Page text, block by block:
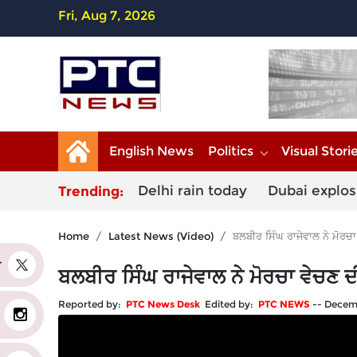
Fri, Aug 7, 2026
English News Politics Visual
Trending: Delhi rain today Dubai
Home Latest News (Video) ਬਲਬੀਰ ਸਿੰਘ ਰਾਜੇਵਾਲ ਨੇ
ਬਲਬੀਰ ਸਿੰਘ ਰਾਜੇਵਾਲ ਨੇ ਮੋਰਚਾ ਵੇਚਣ
Reported by: PTC News Desk Edited by: PTC NEWS --